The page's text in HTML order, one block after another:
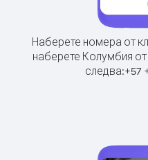
Наберете номера от
наберете Колумбия
следва:+57